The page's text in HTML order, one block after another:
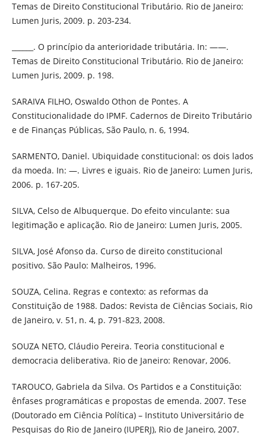
Temas de Direito Constitucional Tributário. Rio de Janeiro:
Lumen Juris, 2009. p. 203-234.
______. O princípio da anterioridade tributária. In: ——.
Temas de Direito Constitucional Tributário. Rio de Janeiro:
Lumen Juris, 2009. p. 198.
SARAIVA FILHO, Oswaldo Othon de Pontes. A
Constitucionalidade do IPMF. Cadernos de Direito Tributário
e de Finanças Públicas, São Paulo, n. 6, 1994.
SARMENTO, Daniel. Ubiquidade constitucional: os dois lados
da moeda. In: —. Livres e iguais. Rio de Janeiro: Lumen Juris,
2006. p. 167-205.
SILVA, Celso de Albuquerque. Do efeito vinculante: sua
legitimação e aplicação. Rio de Janeiro: Lumen Juris, 2005.
SILVA, José Afonso da. Curso de direito constitucional
positivo. São Paulo: Malheiros, 1996.
SOUZA, Celina. Regras e contexto: as reformas da
Constituição de 1988. Dados: Revista de Ciências Sociais, Rio
de Janeiro, v. 51, n. 4, p. 791-823, 2008.
SOUZA NETO, Cláudio Pereira. Teoria constitucional e
democracia deliberativa. Rio de Janeiro: Renovar, 2006.
TAROUCO, Gabriela da Silva. Os Partidos e a Constituição:
ênfases programáticas e propostas de emenda. 2007. Tese
(Doutorado em Ciência Política) – Instituto Universitário de
Pesquisas do Rio de Janeiro (IUPERJ), Rio de Janeiro, 2007.